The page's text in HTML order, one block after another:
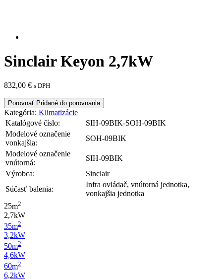
Sinclair Keyon 2,7kW
832,00 € s DPH
Porovnať Pridané do porovnania
Kategória: Klimatizácie
Katalógové číslo:
SIH-09BIK-SOH-09BIK
Modelové označenie
vonkajšia:
SOH-09BIK
Modelové označenie
vnútorná:
SIH-09BIK
Výrobca:
Sinclair
Súčasť balenia:
Infra ovládač, vnútorná jednotka,
vonkajšia jednotka
25m2
2,7kW
35m2
3,2kW
50m2
4,6kW
60m2
6,2kW